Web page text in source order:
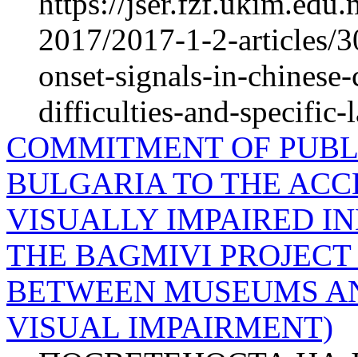
2017/2017-1-2-articles/
onset-signals-in-
difficulties-and-specific-
COMMITMENT OF
BULGARIA TO THE
VISUALLY IMPAIRED
THE BAGMIVI
BETWEEN MUSEUMS
VISUAL IMPAIRMENT)